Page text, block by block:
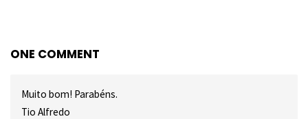
ONE COMMENT
Muito bom! Parabéns.
Tio Alfredo